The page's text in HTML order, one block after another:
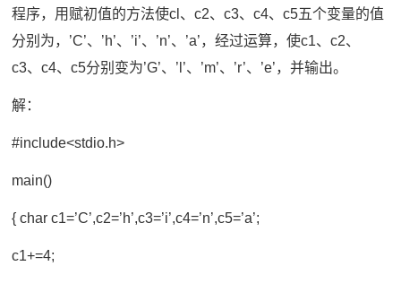
程序，用赋初值的方法使cl、c2、c3、c4、c5五个变量的值
分别为，’C’、’h’、’i’、’n’、’a’，经过运算，使c1、c2、
c3、c4、c5分别变为’G’、’l’、’m’、’r’、’e’，并输出。
解：
#include<stdio.h>
main()
{ char c1=’C’,c2=’h’,c3=’i’,c4=’n’,c5=’a’;
c1+=4;